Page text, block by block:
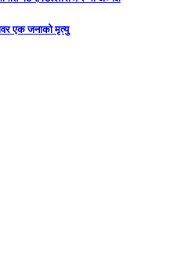
एक जनाको मृत्यु